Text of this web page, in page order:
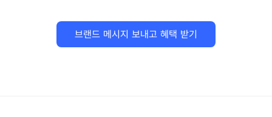
브랜드 메시지 보내고 혜택 받기